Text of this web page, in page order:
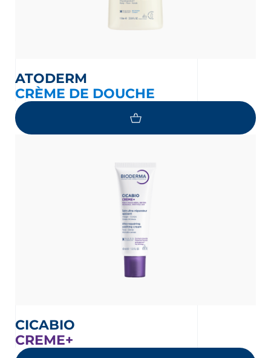
ATODERM
CRÈME DE DOUCHE
CICABIO
CREME+